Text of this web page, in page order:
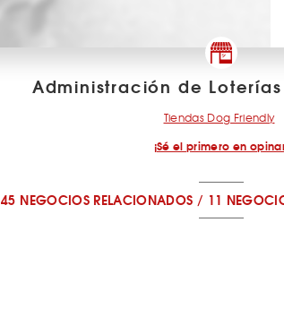
Administración de Loterías
Tiendas Dog Friendly
¡Sé el primero en
45 NEGOCIOS RELACIONADOS / 11